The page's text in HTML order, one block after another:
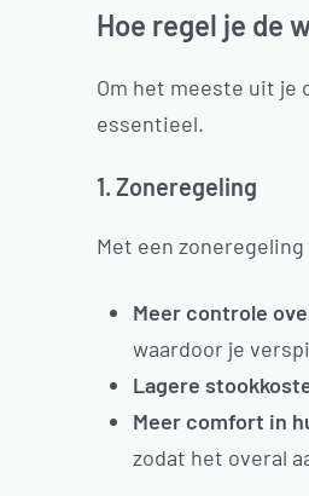
Hoe regel je de
Om het meeste uit je
essentieel.
1. Zoneregeling
Met een
Meer controle
waardoor je
Lagere
Meer comfort in
zodat het overal